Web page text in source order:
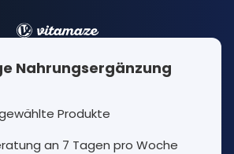
Nahrungsergänzung
Produkte
an 7 Tagen pro Woche